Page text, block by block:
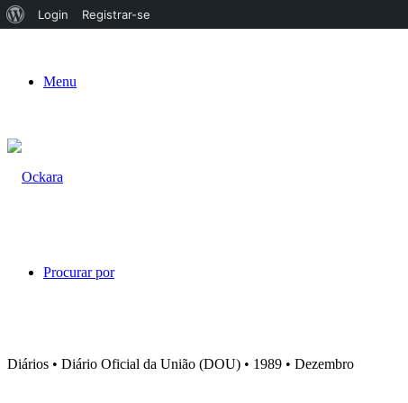
Sobre
Login Registrar-se
Menu
Procurar por
Diários • Diário Oficial da União (DOU) • 1989 • Dezembro